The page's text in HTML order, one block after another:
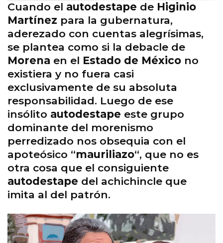
Cuando el autodestape de Higinio
Martínez para la gubernatura,
aderezado con cuentas alegrísimas,
se plantea como si la debacle de
Morena en el Estado de México no
existiera y no fuera casi
exclusivamente de su absoluta
responsabilidad. Luego de ese
insólito autodestape este grupo
dominante del morenismo
perredizado nos obsequia con el
apoteósico “mauriliazo“, que no es
otra cosa que el consiguiente
autodestape del achichincle que
imita al del patrón.